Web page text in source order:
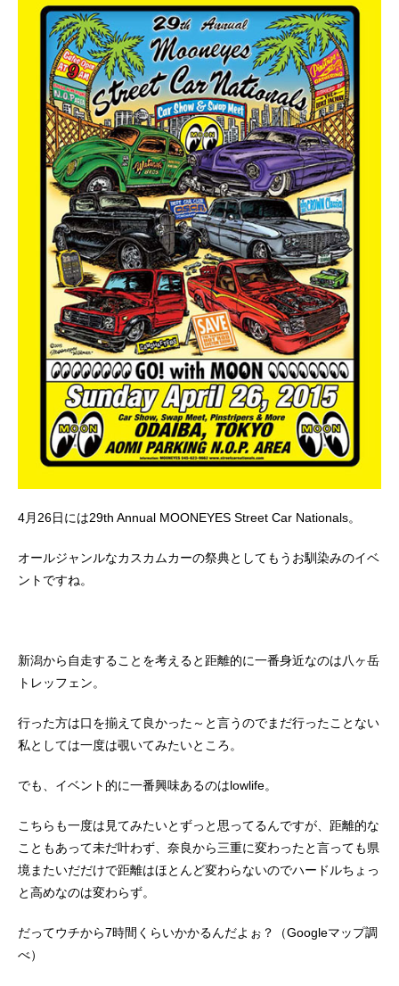
4月26日には29th Annual MOONEYES Street Car Nationals。
オールジャンルなカスカムカーの祭典としてもうお馴染みのイベ
ントですね。
新潟から自走することを考えると距離的に一番身近なのは八ヶ岳
トレッフェン。
行った方は口を揃えて良かった～と言うのでまだ行ったことない
私としては一度は覗いてみたいところ。
でも、イベント的に一番興味あるのはlowlife。
こちらも一度は見てみたいとずっと思ってるんですが、距離的な
こともあって未だ叶わず、奈良から三重に変わったと言っても県
境またいだだけで距離はほとんど変わらないのでハードルちょっ
と高めなのは変わらず。
だってウチから7時間くらいかかるんだよぉ？（Googleマップ調
べ）